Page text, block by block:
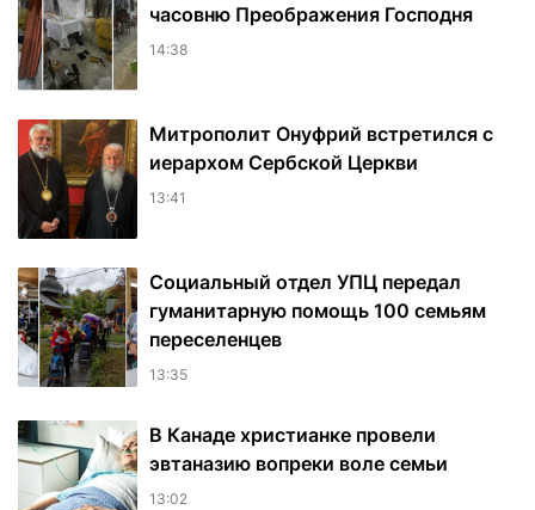
часовню Преображения Господня
14:38
Митрополит Онуфрий встретился с
иерархом Сербской Церкви
13:41
Социальный отдел УПЦ передал
гуманитарную помощь 100 семьям
переселенцев
13:35
В Канаде христианке провели
эвтаназию вопреки воле семьи
13:02